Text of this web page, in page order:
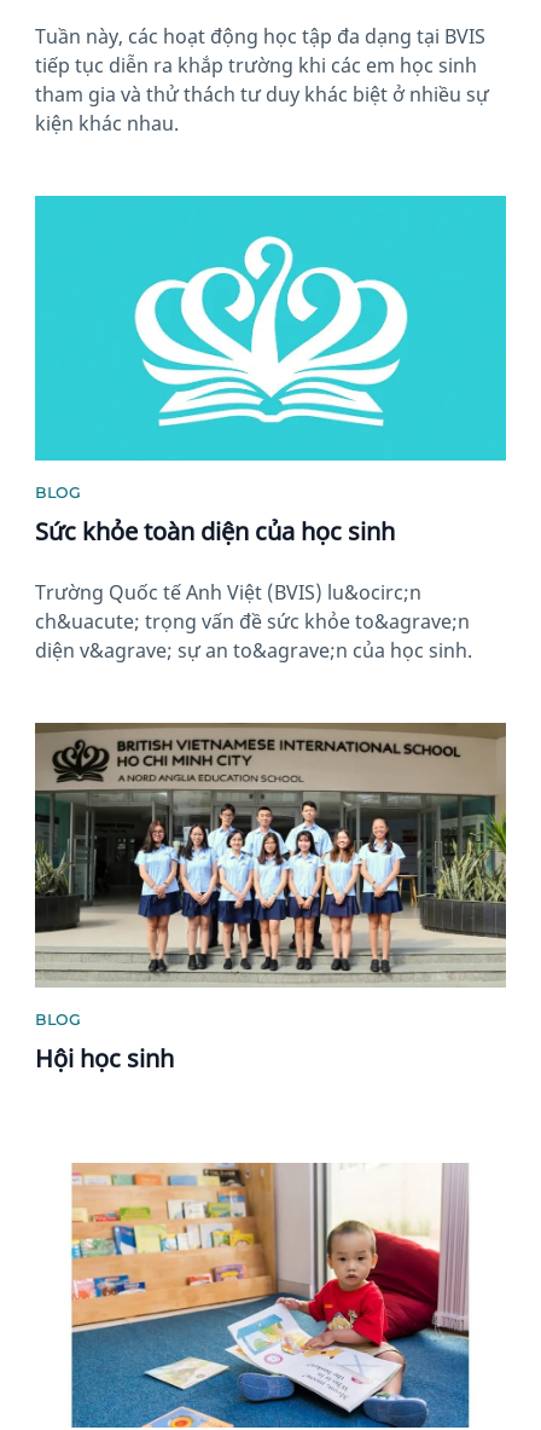
Tuần này, các hoạt động học tập đa dạng tại BVIS
tiếp tục diễn ra khắp trường khi các em học sinh
tham gia và thử thách tư duy khác biệt ở nhiều sự
kiện khác nhau.
BLOG
Sức khỏe toàn diện của học sinh
Trường Quốc tế Anh Việt (BVIS) lu&ocirc;n
ch&uacute; trọng vấn đề sức khỏe to&agrave;n
diện v&agrave; sự an to&agrave;n của học sinh.
News image
BLOG
Hội học sinh
News image